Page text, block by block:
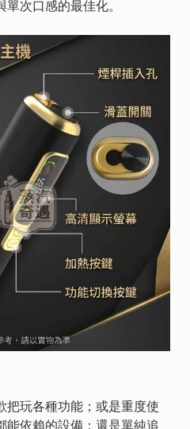
次口感的最佳化。
把玩各種功能；或是重度使
能依賴的設備；還是單純追